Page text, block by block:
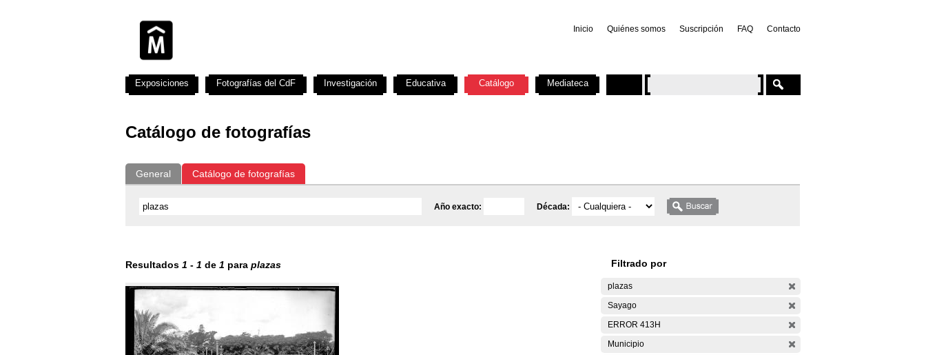
Inicio Quiénes somos Suscripción FAQ Contacto
Catálogo de fotografías
General Catálogo de fotografías
Año exacto: Década:
Resultados 1 - 1 de 1 para plazas Filtrado por
plazas
Sayago
ERROR 413H
Municipio
Exposiciones Fotografías del CdF Investigación Educativa Catálogo Mediateca